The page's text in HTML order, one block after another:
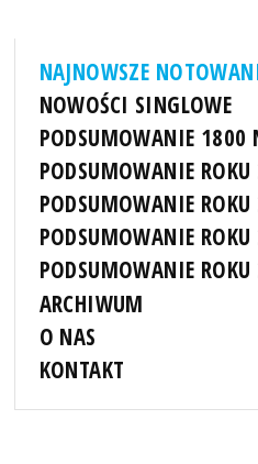
NAJNOWSZE
NOWOŚCI SINGLOWE
PODSUMOWANIE 1800
PODSUMOWANIE
PODSUMOWANIE
PODSUMOWANIE
PODSUMOWANIE
ARCHIWUM
O NAS
KONTAKT